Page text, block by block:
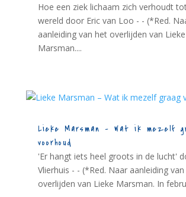
Hoe een ziek lichaam zich verhoudt
wereld door Eric van Loo - - (*Red.
aanleiding van het overlijden van Lieke
Marsman....
Lieke Marsman – Wat ik mezelf
voorhoud
'Er hangt iets heel groots in de lucht'
Vlierhuis - - (*Red. Naar aanleiding
overlijden van Lieke Marsman. In